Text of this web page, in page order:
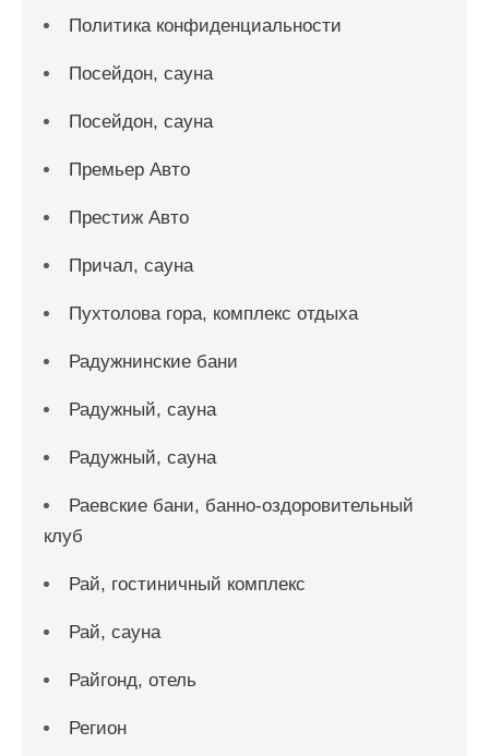
Политика конфиденциальности
Посейдон, сауна
Посейдон, сауна
Премьер Авто
Престиж Авто
Причал, сауна
Пухтолова гора, комплекс отдыха
Радужнинские бани
Радужный, сауна
Радужный, сауна
Раевские бани, банно-оздоровительный
клуб
Рай, гостиничный комплекс
Рай, сауна
Райгонд, отель
Регион